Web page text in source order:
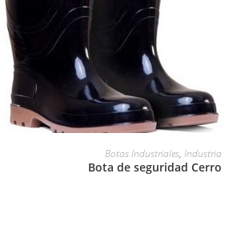
Botas Industriales,Industria
Bota de seguridad Cerro